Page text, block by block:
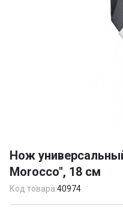
of
1
Нож
Morocco", 18 см
Код товара:40974